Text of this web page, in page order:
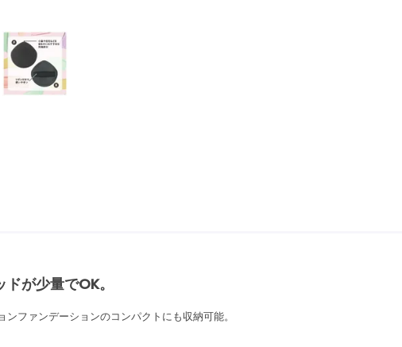
が少量でOK。
ファンデーションのコンパクトにも収納可能。